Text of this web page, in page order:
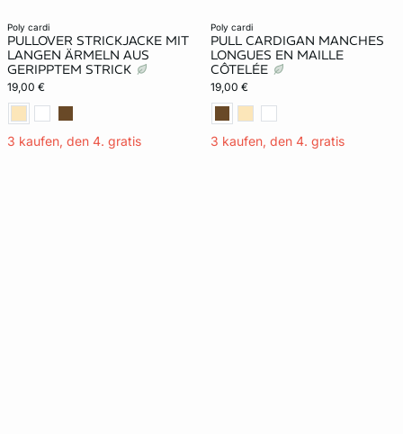
poly cardi
PULLOVER STRICKJACKE MIT
LANGEN ÄRMELN AUS
GERIPPTEM STRICK
19,00 €
3 kaufen, den 4. gratis
poly cardi
PULL CARDIGAN MANCHES
LONGUES EN MAILLE
CÔTELÉE
19,00 €
3 kaufen, den 4. gratis